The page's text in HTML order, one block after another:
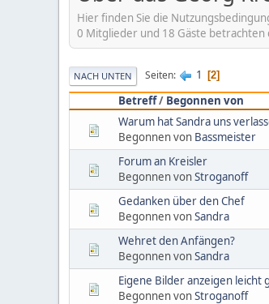
Hier finden Sie die
0 Mitglieder und 18 Gäste betrachten
NACH UNTEN Seiten 1 2
Betreff/ Begonnen von
Warum hat Sandra uns
Begonnen von Bassmeister
Forum an Kreisler
Begonnen vonStroganoff
Gedanken über den Chef
Begonnen vonSandra
Wehret den Anfängen?
Begonnen vonSandra
Eigene Bilder anzeigen leicht
Begonnen vonStroganoff